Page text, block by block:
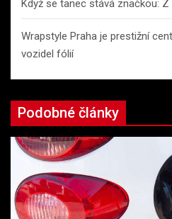
Když se tanec stává značkou:
Wrapstyle Praha je prestižní
vozidel fólií
Podobné články